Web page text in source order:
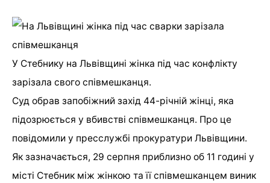
У Стебнику на Львівщині жінка під час конфлікту
зарізала свого співмешканця.
Суд обрав запобіжний захід 44-річній жінці, яка
підозрюється у вбивстві співмешканця. Про це
повідомили у пресcлужбі прокуратури Львівщини.
Як зазначається, 29 серпня приблизно об 11 годині у
місті Стебник між жінкою та її співмешканцем виник